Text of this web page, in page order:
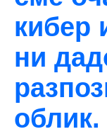
кибер
ни
облик.